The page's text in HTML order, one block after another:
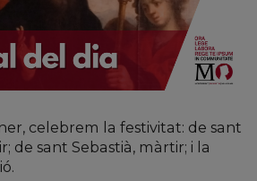
celebrem la festivitat: de sant
de sant Sebastià, màrtir; i la